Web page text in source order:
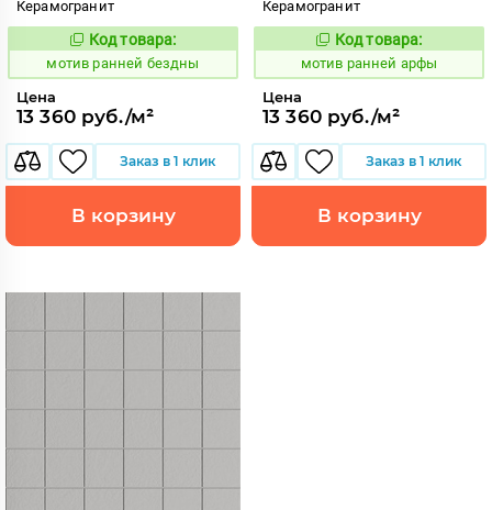
Керамогранит
1040877
Код товара:
мотив ранней бездны
Цена
13 360 руб./м²
Заказ в 1 клик
В корзину
Керамогранит
1040876
Код товара:
мотив ранней арфы
Цена
13 360 руб./м²
Заказ в 1 клик
В корзину